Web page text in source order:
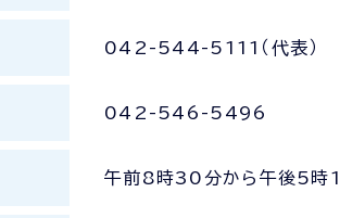
042-544-5111（代表）
042-546-5496
午前8時30分から午後5時